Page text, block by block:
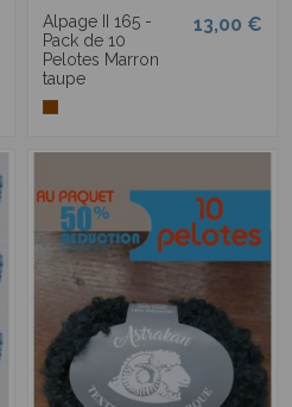
Alpage II 165 -
Pack de 10
Pelotes Marron
taupe
13,00 €